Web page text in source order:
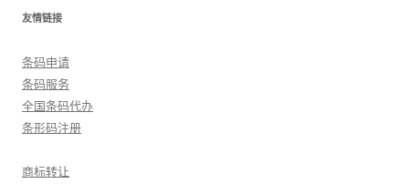
友情链接
条码申请
条码服务
全国条码代办
条形码注册
商标转让